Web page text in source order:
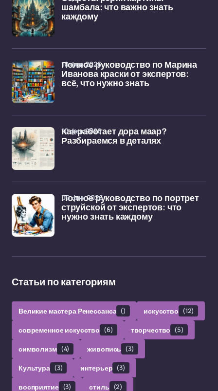
шамбала: что важно знать
каждому
Полное руководство по Марина
Иванова краски от экспертов:
всё, что нужно знать
10 фев 2026
Как работает дора маар?
Разбираемся в деталях
10 фев 2026
Полное руководство по портрет
струйской от экспертов: что
нужно знать каждому
09 фев 2026
Статьи по категориям
Великие мастера Ренессанса () искусство (12)
современное искусство (6) творчество (5)
символизм (4) живопись (3)
Культура (3) интерьер (3)
восприятие (3) стиль (2)